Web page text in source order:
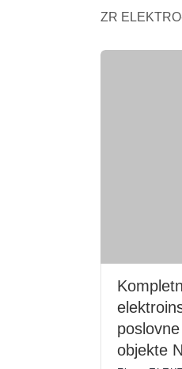
ZR
objekte